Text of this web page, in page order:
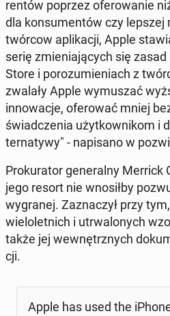
ren­tów poprzez ofe­ro­wa­nie
dla kon­su­men­tów czy lepszej
twórcow apli­ka­cji, Apple
serię zmie­nia­ją­cych się
Store i po­ro­zu­mie­niach z
zwa­la­ły Apple wy­mu­szać
in­no­wa­cje, ofe­ro­wać mniej
świad­cze­nia użyt­kow­ni­kom i
ter­na­ty­wy" - na­pi­sa­no w
Pro­ku­ra­tor ge­ne­ral­ny Merrick
jego resort nie wno­sił­by
wy­gra­nej. Za­zna­czył przy
wie­lo­let­nich i utrwa­lo­nych
także jej we­wnętrz­nych
cji.
Apple has used the